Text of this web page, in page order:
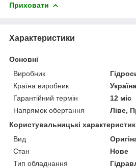
Приховати
Характеристики
Основні
Виробник
Країна виробник
Україна
Гарантійний термін
12 міс
Напрямок обертання
Ліве,
Користувальницькі
Вид
Стан
Нове
Тип обладнання